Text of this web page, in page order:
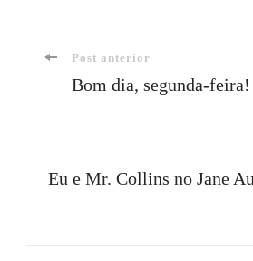
Navegação
post
Post anterior
Bom dia, segunda-feira!
Eu e Mr. Collins no Jane